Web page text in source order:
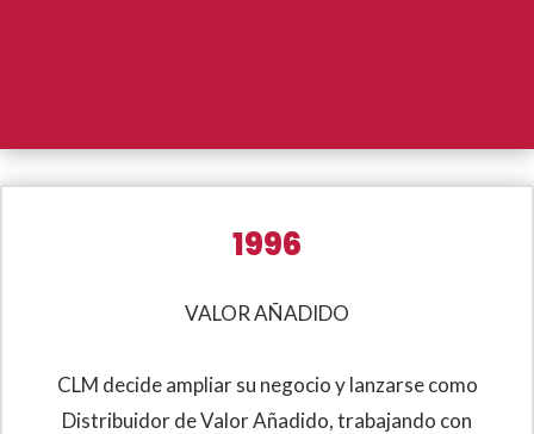
1996
VALOR AÑADIDO
CLM decide ampliar su negocio y lanzarse como
Distribuidor de Valor Añadido, trabajando con